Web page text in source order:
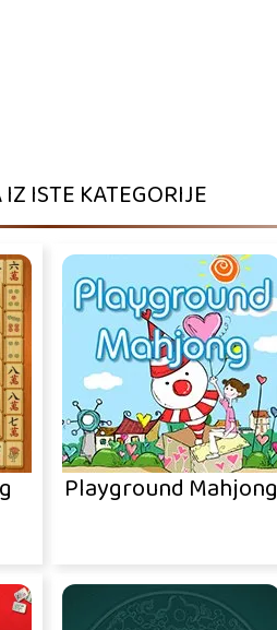
ISTE KATEGORIJE
Playground Mahjong